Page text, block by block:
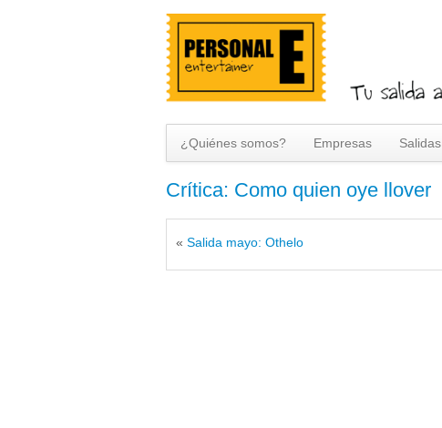
¿Quiénes somos? Empresas Salidas
Crítica: Como quien oye llover
« Salida mayo: Othelo